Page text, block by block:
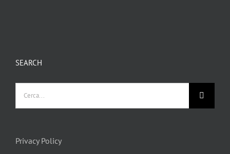
SEARCH
Privacy Policy